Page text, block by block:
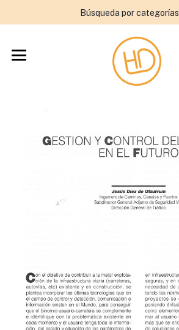
Búsqueda por categorías